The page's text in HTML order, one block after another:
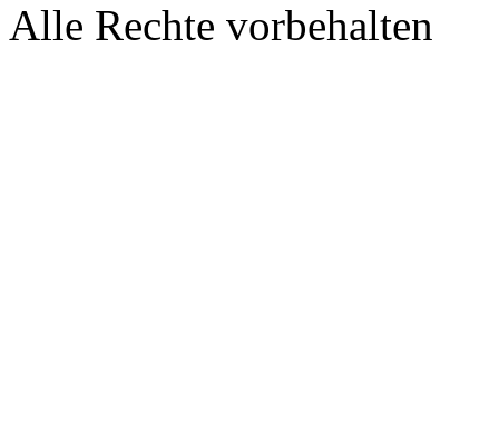
Alle Rechte vorbehalten